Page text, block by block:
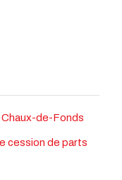
Chaux-de-Fonds
cession de parts